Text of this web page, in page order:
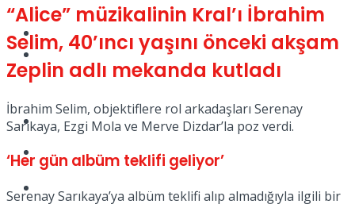
Kadınca
Tatil
Spor
Podcast
“Alice” müzikalinin Kral’ı İbrahim
Selim, 40’ıncı yaşını önceki akşam
Zeplin adlı mekanda kutladı
İbrahim Selim, objektiflere rol arkadaşları Serenay
Sarıkaya, Ezgi Mola ve Merve Dizdar’la poz verdi.
‘Her gün albüm teklifi geliyor’
Serenay Sarıkaya’ya albüm teklifi alıp almadığıyla ilgili bir